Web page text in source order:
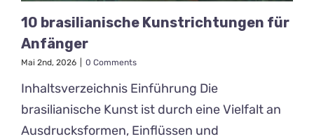
10 brasilianische Kunstrichtungen für
Anfänger
Mai 2nd, 2026 0 Comments
Inhaltsverzeichnis Einführung Die
brasilianische Kunst ist durch eine Vielfalt an
Ausdrucksformen, Einflüssen und